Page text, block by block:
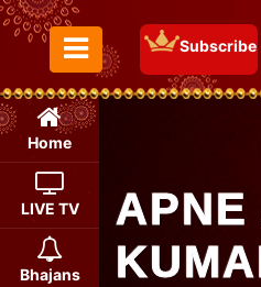
Toggle Menu
Subscribe
Home
LIVE TV
Bhajans
APNE